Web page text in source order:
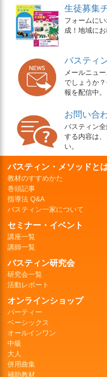
生徒募集
フォームに
成！地域に
バスティ
メールニュ
でしょうか
報を配信中。
お問い合
バスティン
する内容は
い。
バスティン・メソッドと
教材のすすめかた
巻頭記事
指導法 Q&A
バスティン一家について
セミナー・イベント
講座一覧
講師一覧
バスティン研究会
研究会一覧
活動レポート
オンラインショップ
パーティー
ベーシックス
オールインワン
中級
大人
併用曲集
補助教材